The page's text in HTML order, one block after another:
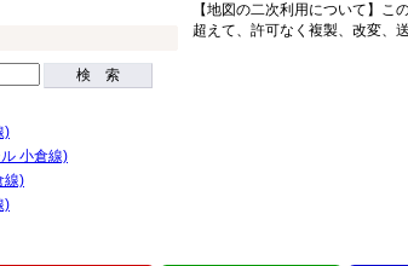
検 索
)
小倉線)
線)
)
【地図の二次利用について】
超えて、許可なく複製、改変、